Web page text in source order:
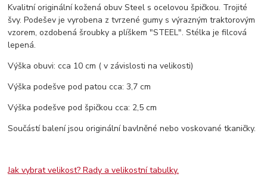
Kvalitní originální kožená obuv Steel s ocelovou špičkou. Trojité
švy. Podešev je vyrobena z tvrzené gumy s výrazným traktorovým
vzorem, ozdobená šroubky a plíškem "STEEL". Stélka je filcová
lepená.
Výška obuvi: cca 10 cm ( v závislosti na velikosti)
Výška podešve pod patou cca: 3,7 cm
Výška podešve pod špičkou cca: 2,5 cm
Součástí balení jsou originální bavlněné nebo voskované tkaničky.
Jak vybrat velikost? Rady a velikostní tabulky.